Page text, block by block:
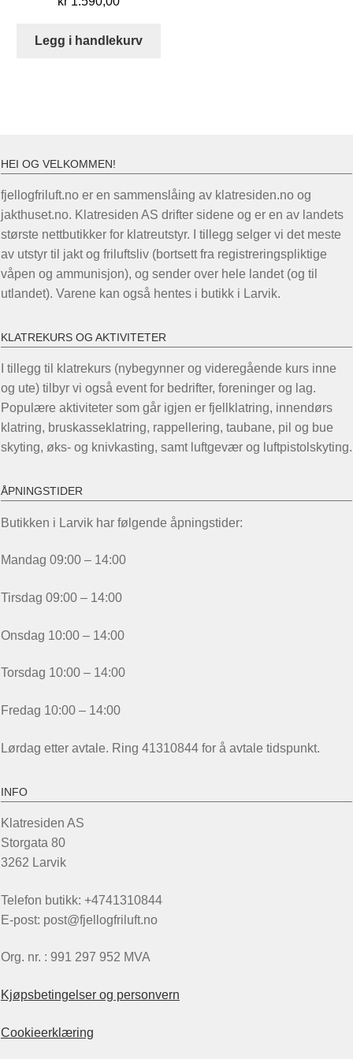
Legg i handlekurv
HEI OG VELKOMMEN!
fjellogfriluft.no er en sammenslåing av klatresiden.no og
jakthuset.no. Klatresiden AS drifter sidene og er en av landets
største nettbutikker for klatreutstyr. I tillegg selger vi det meste
av utstyr til jakt og friluftsliv (bortsett fra registreringspliktige
våpen og ammunisjon), og sender over hele landet (og til
utlandet). Varene kan også hentes i butikk i Larvik.
KLATREKURS OG AKTIVITETER
I tillegg til klatrekurs (nybegynner og videregående kurs inne
og ute) tilbyr vi også event for bedrifter, foreninger og lag.
Populære aktiviteter som går igjen er fjellklatring, innendørs
klatring, bruskasseklatring, rappellering, taubane, pil og bue
skyting, øks- og knivkasting, samt luftgevær og luftpistolskyting.
ÅPNINGSTIDER
Butikken i Larvik har følgende åpningstider:
Mandag 09:00 – 14:00
Tirsdag 09:00 – 14:00
Onsdag 10:00 – 14:00
Torsdag 10:00 – 14:00
Fredag 10:00 – 14:00
Lørdag etter avtale. Ring 41310844 for å avtale tidspunkt.
INFO
Klatresiden AS
Storgata 80
3262 Larvik
Telefon butikk: +4741310844
E-post: post@fjellogfriluft.no
Org. nr. : 991 297 952 MVA
Kjøpsbetingelser og personvern
Cookieerklæring